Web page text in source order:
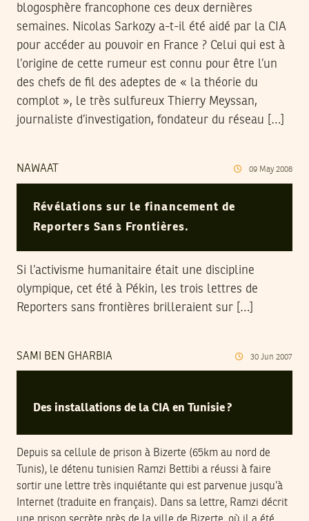
blogosphère francophone ces deux dernières
semaines. Nicolas Sarkozy a-t-il été aidé par la CIA
pour accéder au pouvoir en France ? Celui qui est à
l’origine de cette rumeur est connu pour être l’un
des chefs de fil des adeptes de « la théorie du
complot », le très sulfureux Thierry Meyssan,
journaliste d’investigation, fondateur du réseau […]
NAWAAT 09 May 2008
Révélations sur le financement de
Reporters Sans Frontières.
Si l’activisme humanitaire était une discipline
olympique, cet été à Pékin, les trois lettres de
Reporters sans frontières brilleraient sur […]
SAMI BEN GHARBIA 30 Jun 2007
Des installations de la CIA en Tunisie ?
Depuis sa cellule de prison à Bizerte (65km au nord de
Tunis), le détenu tunisien Ramzi Bettibi a réussi à faire
sortir une lettre très inquiétante qui est parvenue jusqu’à
Internet (traduite en français). Dans sa lettre, Ramzi décrit